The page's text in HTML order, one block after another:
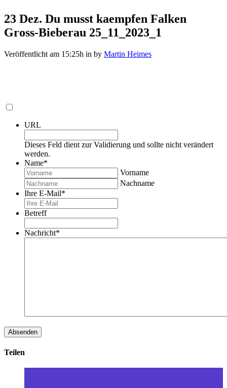
23 Dez. Du musst kaempfen Falken
Gross-Bieberau 25_11_2023_1
Veröffentlicht am 15:25h in by Martin Heimes
URL
Dieses Feld dient zur Validierung und sollte nicht verändert
werden.
Name*
Vorname
Nachname
Ihre E-Mail*
Betreff
Nachricht*
Teilen